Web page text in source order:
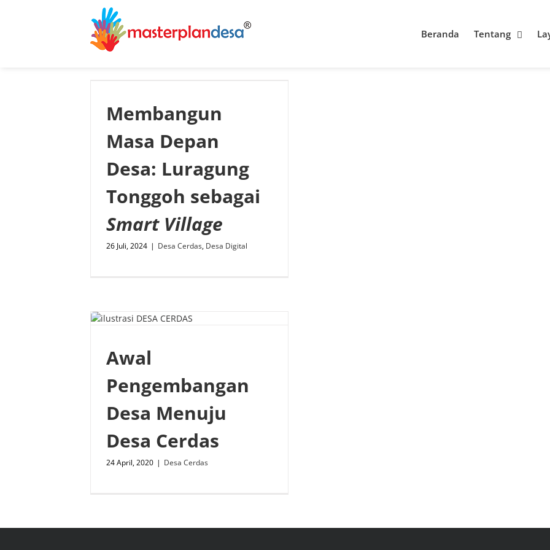
Beranda Tentang
Membangun
Masa Depan
Desa: Luragung
Tonggoh sebagai
Smart Village
26 Juli, 2024 | Desa Cerdas, Desa Digital
Awal
Pengembangan
Desa Menuju
Desa Cerdas
24 April, 2020 | Desa Cerdas